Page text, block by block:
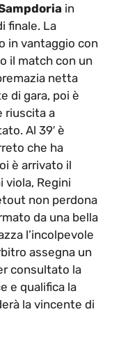
in
finale. La
in vantaggio con
il match con un
netta
di gara, poi è
riuscita a
Al 39′ è
che ha
è arrivato il
viola, Regini
non perdona
da una bella
l’incolpevole
assegna un
consultato la
e qualifica la
la vincente di